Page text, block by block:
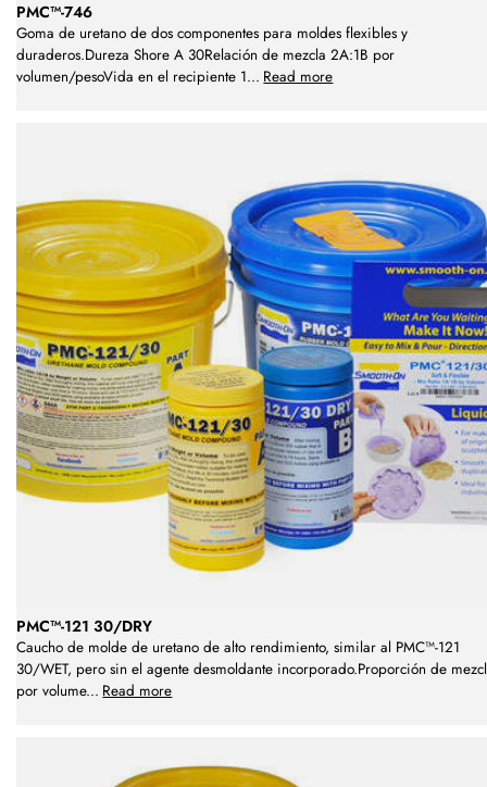
PMC™-746
Goma de uretano de dos componentes para moldes flexibles y
duraderos.Dureza Shore A 30Relación de mezcla 2A:1B por
volumen/pesoVida en el recipiente 1... Read more
PMC™-121 30/DRY
Caucho de molde de uretano de alto rendimiento, similar al PMC™-121
30/WET, pero sin el agente desmoldante incorporado.Proporción de
por volume... Read more